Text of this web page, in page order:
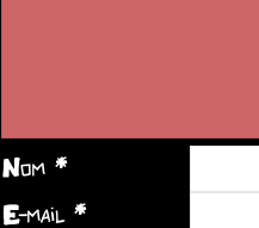
Nom *
E-mail *